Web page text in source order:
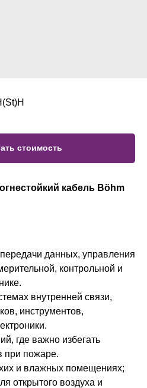
стоимость
кабель Böhm
данных, управления
контрольной и
внутренней связи,
инструментов,
где важно избегать
при пожаре.
и влажных помещениях;
открытого воздуха и